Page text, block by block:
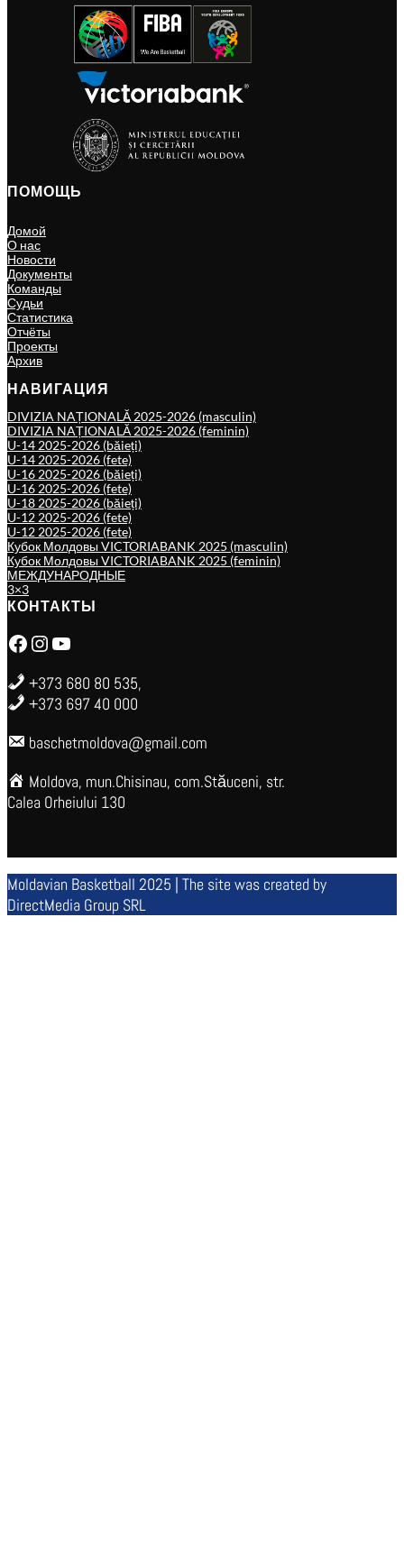
ПОМОЩЬ
Домой
О нас
Новости
Документы
Команды
Судьи
Статистика
Отчёты
Проекты
Архив
НАВИГАЦИЯ
DIVIZIA NAȚIONALĂ 2025-2026 (masculin)
DIVIZIA NAȚIONALĂ 2025-2026 (feminin)
U-14 2025-2026 (băieți)
U-14 2025-2026 (fete)
U-16 2025-2026 (băieți)
U-16 2025-2026 (fete)
U-18 2025-2026 (băieți)
U-12 2025-2026 (fete)
U-12 2025-2026 (fete)
Кубок Молдовы VICTORIABANK 2025 (masculin)
Кубок Молдовы VICTORIABANK 2025 (feminin)
МЕЖДУНАРОДНЫЕ
3×3
КОНТАКТЫ
Facebook Instagram YouTube
+373 680 80 535,
+373 697 40 000
baschetmoldova@gmail.com
Moldova, mun.Chisinau, com.Stăuceni, str.
Calea Orheiului 130
Moldavian Basketball 2025 | The site was created by
DirectMedia Group SRL